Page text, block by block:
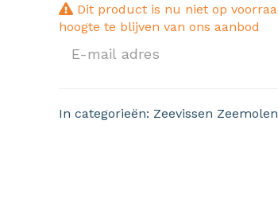
Dit product is nu niet op
hoogte te blijven van ons aanbod
In categorieën: Zeevissen Zeemolen